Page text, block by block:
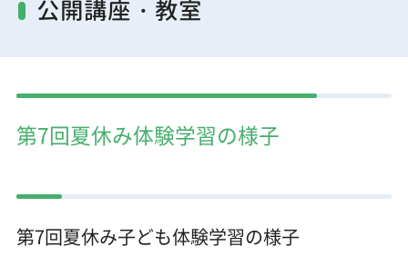
公開講座・教室
第7回夏休み体験学習の様子
第7回夏休み子ども体験学習の様子